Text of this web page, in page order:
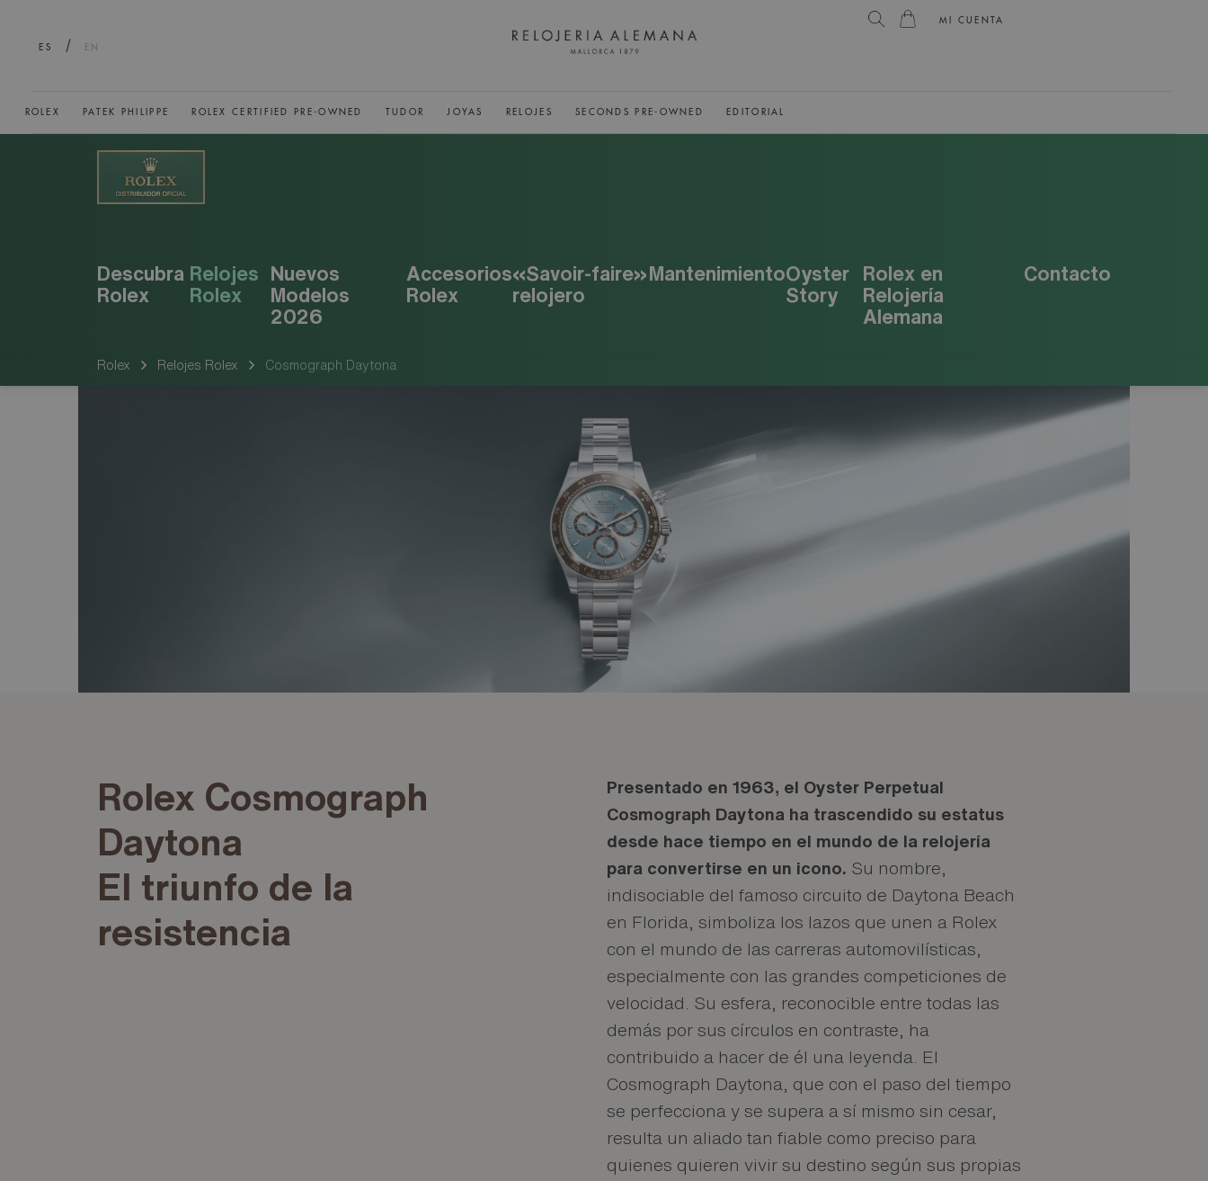
MI CUENTA
ES / EN
ROLEX PATEK PHILIPPE ROLEX CERTIFIED PRE-OWNED TUDOR JOYAS RELOJES SECONDS PRE-OWNED EDITORIAL
Descubra
Rolex
Relojes
Rolex
Nuevos
Modelos
2026
Accesorios
Rolex
«Savoir-faire»
relojero
MantenimientoOyster
Story
Rolex en
Relojería
Alemana
Contacto
Rolex Relojes Rolex Cosmograph Daytona
Rolex Cosmograph
Daytona
El triunfo de la
resistencia
Presentado en 1963, el Oyster Perpetual
Cosmograph Daytona ha trascendido su estatus
desde hace tiempo en el mundo de la relojería
para convertirse en un icono. Su nombre,
indisociable del famoso circuito de Daytona Beach
en Florida, simboliza los lazos que unen a Rolex
con el mundo de las carreras automovilísticas,
especialmente con las grandes competiciones de
velocidad. Su esfera, reconocible entre todas las
demás por sus círculos en contraste, ha
contribuido a hacer de él una leyenda. El
Cosmograph Daytona, que con el paso del tiempo
se perfecciona y se supera a sí mismo sin cesar,
resulta un aliado tan fiable como preciso para
quienes quieren vivir su destino según sus propias